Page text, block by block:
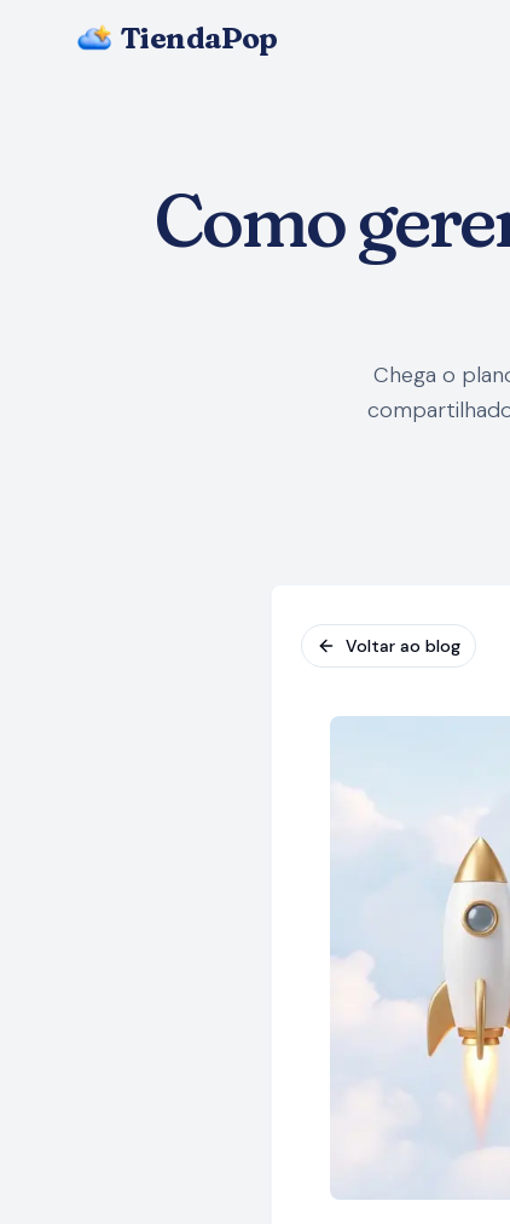
TiendaPop
Como
Chega o
Voltar ao blog